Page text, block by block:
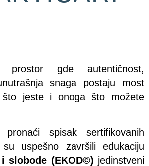
prostor gde autentičnost,
snaga postaju most
što jeste i onoga što možete
spisak sertifikovanih
uspešno završili edukaciju
slobode (EKOD©) jedinstveni